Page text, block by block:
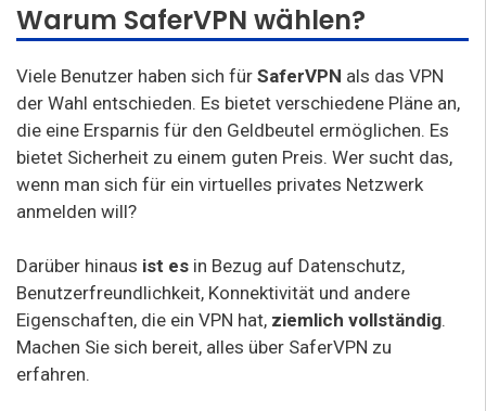
Warum SaferVPN wählen?
Viele Benutzer haben sich für SaferVPN als das VPN
der Wahl entschieden. Es bietet verschiedene Pläne an,
die eine Ersparnis für den Geldbeutel ermöglichen. Es
bietet Sicherheit zu einem guten Preis. Wer sucht das,
wenn man sich für ein virtuelles privates Netzwerk
anmelden will?
Darüber hinaus ist es in Bezug auf Datenschutz,
Benutzerfreundlichkeit, Konnektivität und andere
Eigenschaften, die ein VPN hat, ziemlich vollständig.
Machen Sie sich bereit, alles über SaferVPN zu
erfahren.